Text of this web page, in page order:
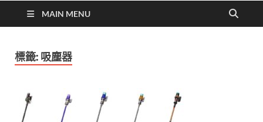
MAIN MENU
標籤: 吸塵器